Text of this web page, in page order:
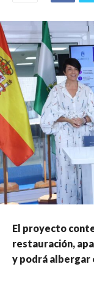
El proyecto
restauración,
y podrá